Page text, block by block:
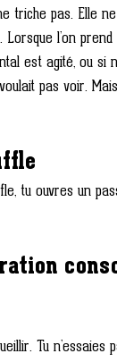
triche pas. Elle
l’on
est agité, ou
pas voir.
tu ouvres un
Tu